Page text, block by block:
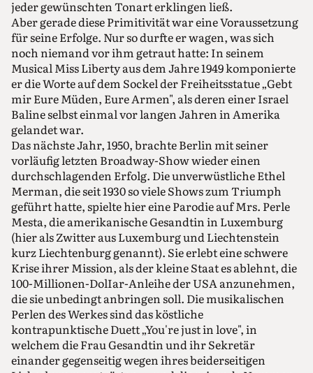
jeder gewünschten Tonart erklingen ließ.
Aber gerade diese Primitivität war eine Voraussetzung
für seine Erfolge. Nur so durfte er wagen, was sich
noch niemand vor ihm getraut hatte: In seinem
Musical Miss Liberty aus dem Jahre 1949 komponierte
er die Worte auf dem Sockel der Freiheitsstatue „Gebt
mir Eure Müden, Eure Armen", als deren einer Israel
Baline selbst einmal vor langen Jahren in Amerika
gelandet war.
Das nächste Jahr, 1950, brachte Berlin mit seiner
vorläufig letzten Broadway-Show wieder einen
durchschlagenden Erfolg. Die unverwüstliche Ethel
Merman, die seit 1930 so viele Shows zum Triumph
geführt hatte, spielte hier eine Parodie auf Mrs. Perle
Mesta, die amerikanische Gesandtin in Luxemburg
(hier als Zwitter aus Luxemburg und Liechtenstein
kurz Liechtenburg genannt). Sie erlebt eine schwere
Krise ihrer Mission, als der kleine Staat es ablehnt, die
100-Millionen-DolIar-Anleihe der USA anzunehmen,
die sie unbedingt anbringen soll. Die musikalischen
Perlen des Werkes sind das köstliche
kontrapunktische Duett „You're just in love", in
welchem die Frau Gesandtin und ihr Sekretär
einander gegenseitig wegen ihres beiderseitigen